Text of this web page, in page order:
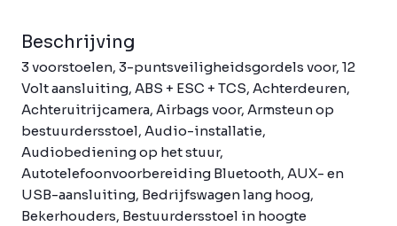
Beschrijving
3 voorstoelen, 3-puntsveiligheidsgordels voor, 12
Volt aansluiting, ABS + ESC + TCS, Achterdeuren,
Achteruitrijcamera, Airbags voor, Armsteun op
bestuurdersstoel, Audio-installatie,
Audiobediening op het stuur,
Autotelefoonvoorbereiding Bluetooth, AUX- en
USB-aansluiting, Bedrijfswagen lang hoog,
Bekerhouders, Bestuurdersstoel in hoogte